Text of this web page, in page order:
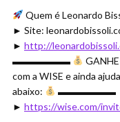
Quem é Leonardo
► Site:
► http://
▬▬▬▬▬▬
com a WISE e ainda
abaixo:
▬▬▬▬▬▬
► https://wise.com/